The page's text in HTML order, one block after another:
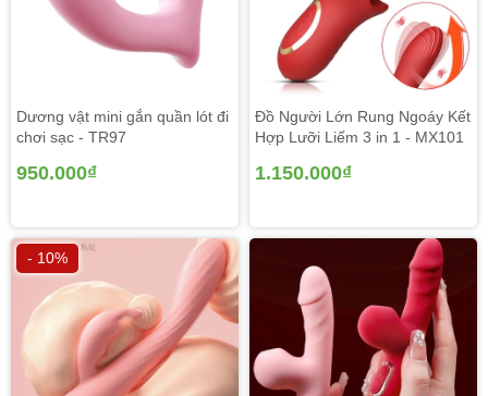
Dương vật mini gắn quần lót đi
chơi sạc - TR97
950.000₫
Đồ Người Lớn Rung Ngoáy Kết
Hợp Lưỡi Liếm 3 in 1 - MX101
1.150.000₫
- 10%